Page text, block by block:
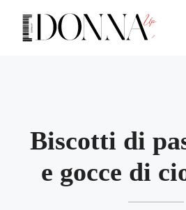
contenuto
Biscotti di
e gocce di